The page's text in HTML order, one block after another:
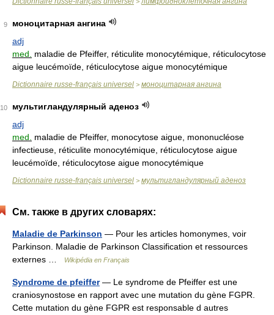
9
моноцитарная ангина
adj
med.
maladie de Pfeiffer, réticulite monocytémique, réticulocytose
aigue leucémoïde, réticulocytose aigue monocytémique
Dictionnaire russe-français universel > моноцитарная ангина
10
мультигландулярный аденоз
adj
med.
maladie de Pfeiffer, monocytose aigue, mononucléose
infectieuse, réticulite monocytémique, réticulocytose aigue
leucémoïde, réticulocytose aigue monocytémique
Dictionnaire russe-français universel > мультигландулярный аденоз
См. также в других словарях:
Maladie de Parkinson — Pour les articles homonymes, voir
Parkinson. Maladie de Parkinson Classification et ressources
externes …
Wikipédia en Français
Syndrome de pfeiffer— Le syndrome de Pfeiffer est une
craniosynostose en rapport avec une mutation du gène FGPR.
Cette mutation du gène FGPR est responsable d autres